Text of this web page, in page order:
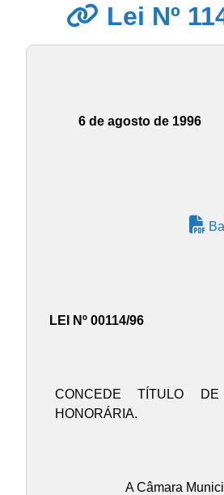
Lei Nº
6 de agosto de 1996
LEI Nº 00114/96
CONCEDE TÍTULO DE
HONORÁRIA.
A Câmara